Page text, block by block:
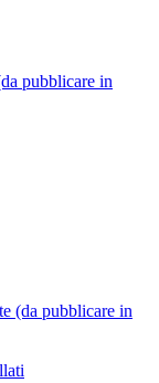
pubblicare in
(da pubblicare in